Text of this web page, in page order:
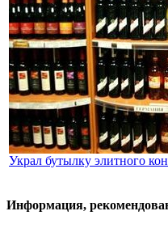
Украл бутылку элитного
Информация,